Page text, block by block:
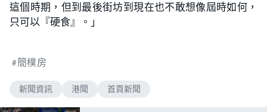
這個時期，但到最後街坊到現在也不敢想像屆時如何，
只可以『硬食』。」
簡樸房
新聞資訊 港聞 首頁新聞